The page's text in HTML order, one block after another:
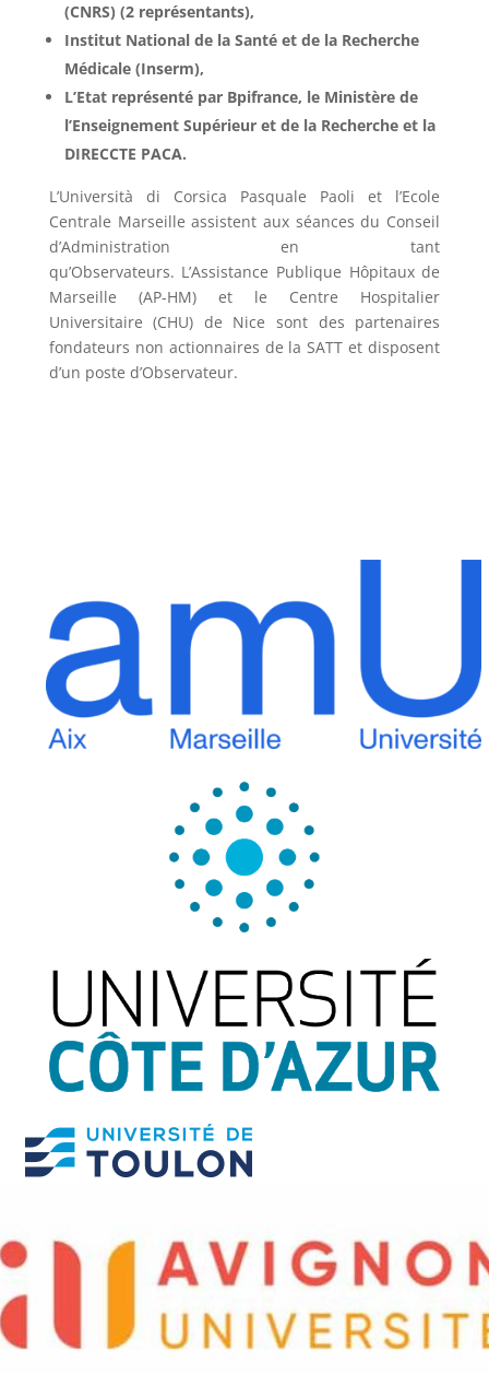
(CNRS) (2 représentants),
Institut National de la Santé et de la Recherche
Médicale (Inserm),
L’Etat représenté par Bpifrance, le Ministère de
l’Enseignement Supérieur et de la Recherche et la
DIRECCTE PACA.
L’Università di Corsica Pasquale Paoli et l’Ecole
Centrale Marseille assistent aux séances du Conseil
d’Administration en tant
qu’Observateurs. L’Assistance Publique Hôpitaux de
Marseille (AP-HM) et le Centre Hospitalier
Universitaire (CHU) de Nice sont des partenaires
fondateurs non actionnaires de la SATT et disposent
d’un poste d’Observateur.